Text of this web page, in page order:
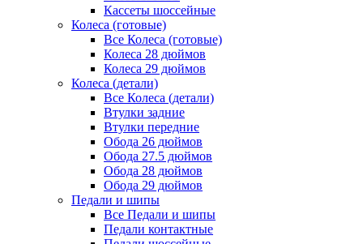
Кассеты шоссейные
Колеса (готовые)
Все Колеса (готовые)
Колеса 28 дюймов
Колеса 29 дюймов
Колеса (детали)
Все Колеса (детали)
Втулки задние
Втулки передние
Обода 26 дюймов
Обода 27.5 дюймов
Обода 28 дюймов
Обода 29 дюймов
Педали и шипы
Все Педали и шипы
Педали контактные